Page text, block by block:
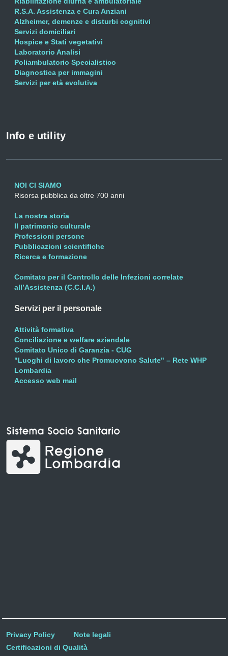
R.S.A. Assistenza e Cura Anziani
Alzheimer, demenze e disturbi cognitivi
Servizi domiciliari
Hospice e Stati vegetativi
Laboratorio Analisi
Poliambulatorio Specialistico
Diagnostica per immagini
Servizi per età evolutiva
Info e utility
NOI CI SIAMO
Risorsa pubblica da oltre 700 anni
La nostra storia
Il patrimonio culturale
Professioni persone
Pubblicazioni scientifiche
Ricerca e formazione
Comitato per il Controllo delle Infezioni correlate
all’Assistenza (C.C.I.A.)
Servizi per il personale
Attività formativa
Conciliazione e welfare aziendale
Comitato Unico di Garanzia - CUG
"Luoghi di lavoro che Promuovono Salute" – Rete WHP
Lombardia
Accesso web mail
Privacy Policy
Note legali
Certificazioni di Qualità